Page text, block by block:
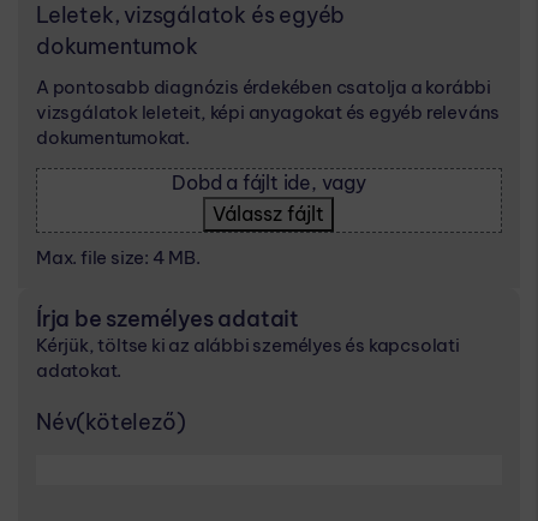
Leletek, vizsgálatok és egyéb
dokumentumok
A pontosabb diagnózis érdekében csatolja a korábbi
vizsgálatok leleteit, képi anyagokat és egyéb releváns
dokumentumokat.
Dobd a fájlt ide, vagy
Válassz fájlt
Max. file size: 4 MB.
Írja be személyes adatait
Kérjük, töltse ki az alábbi személyes és kapcsolati
adatokat.
Név(kötelező)